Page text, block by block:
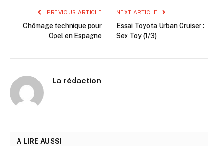
PREVIOUS ARTICLE
Chômage technique pour
Opel en Espagne
NEXT ARTICLE
Essai Toyota Urban Cruiser :
Sex Toy (1/3)
La rédaction
A LIRE AUSSI